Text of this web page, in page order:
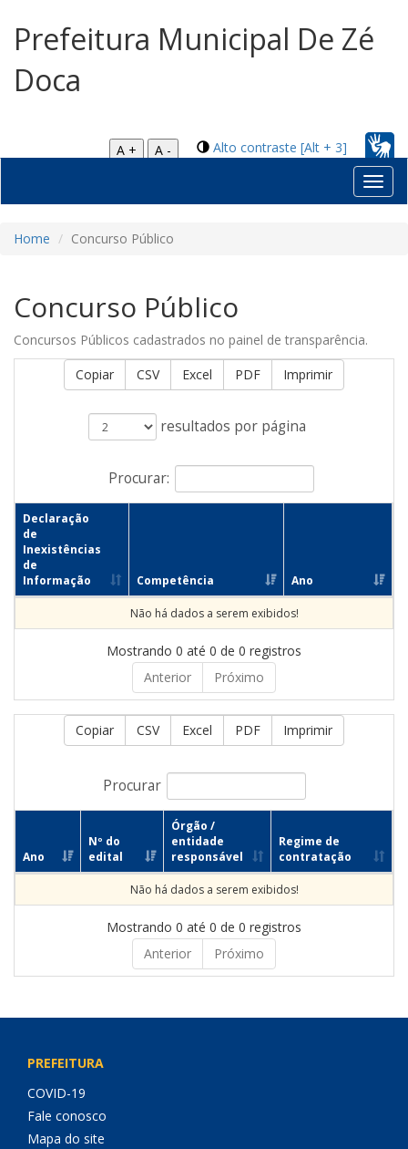
Prefeitura Municipal De Zé
Doca
Alto contraste [Alt + 3]
A +
A -
Home Concurso Público
Concurso Público
Concursos Públicos cadastrados no painel de transparência.
Copiar
CSV Excel PDF Imprimir
resultados por página
Procurar:
Declaração
de
Inexistências
de
Informação
Competência Ano
Não há dados a serem exibidos!
Mostrando 0 até 0 de 0 registros
Anterior
Próximo
Copiar CSV Excel PDF Imprimir
Procurar
Ano
Nº do
edital
Órgão /
entidade
responsável
Regime de
contratação
Não há dados a serem exibidos!
Mostrando 0 até 0 de 0 registros
Anterior
Próximo
PREFEITURA
COVID-19
Fale conosco
Mapa do site